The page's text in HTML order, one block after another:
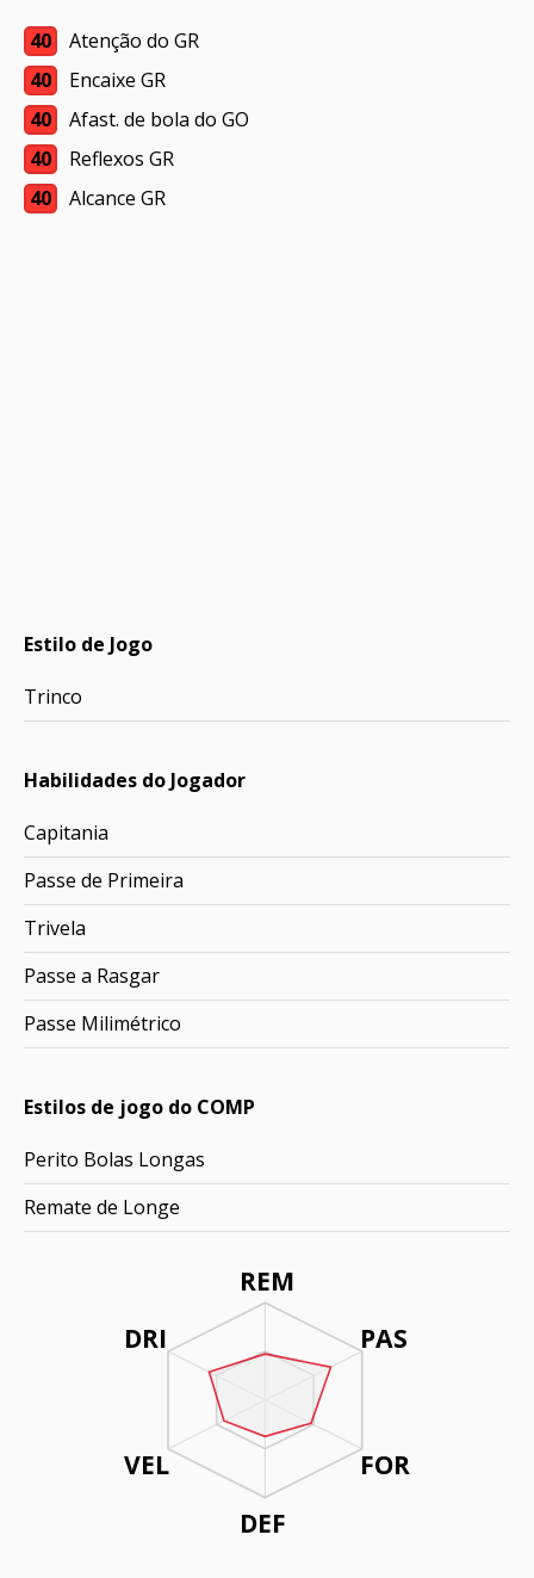
REM
PAS
FOR
DEF
DRI
VEL
40
Atenção do GR
40
Encaixe GR
40
Afast. de bola do GO
40
Reflexos GR
40
Alcance GR
Estilo de Jogo
Trinco
Habilidades do Jogador
Capitania
Passe de Primeira
Trivela
Passe a Rasgar
Passe Milimétrico
Estilos de jogo do COMP
Perito Bolas Longas
Remate de Longe